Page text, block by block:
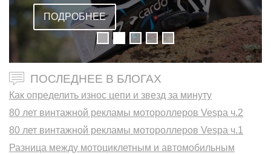
ПОДРОБНЕЕ
ПОСЛЕДНЕЕ В БЛОГАХ
Как определить износ цепи и звезд за минуту
80 лет винтажной рекламы мотороллеров Vespa ч.2
80 лет винтажной рекламы мотороллеров Vespa ч.1
Разница между мотоциклетным и автомобильным